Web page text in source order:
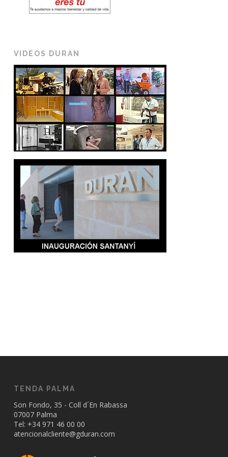
VIDEOS DURAN
TENDA PALMA
Son Fondo, 35 - Coll d´En Rabassa
07007 Palma
Tel: +34 971 46 00 00
atencionalcliente@gduran.com